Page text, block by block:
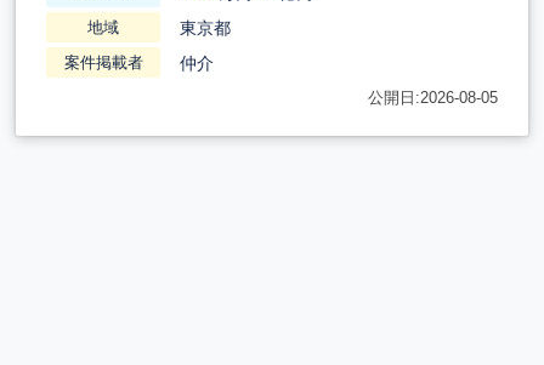
地域 東京都
案件掲載者 仲介
公開日:2026-08-05